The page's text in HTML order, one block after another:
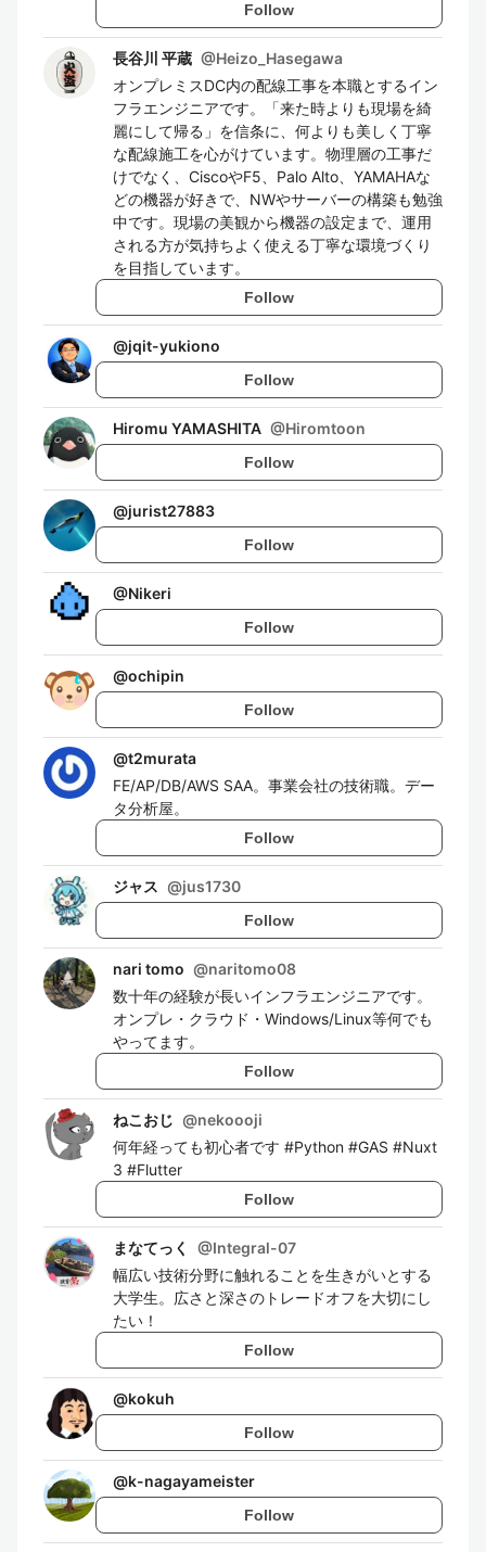
Follow
長谷川 平蔵 @Heizo_Hasegawa
オンプレミスDC内の配線工事を本職とするイン
フラエンジニアです。「来た時よりも現場を綺
麗にして帰る」を信条に、何よりも美しく丁寧
な配線施工を心がけています。物理層の工事だ
けでなく、CiscoやF5、Palo Alto、YAMAHAな
どの機器が好きで、NWやサーバーの構築も勉強
中です。現場の美観から機器の設定まで、運用
される方が気持ちよく使える丁寧な環境づくり
を目指しています。
Follow
@jqit-yukiono
Follow
Hiromu YAMASHITA @Hiromtoon
Follow
@jurist27883
Follow
@Nikeri
Follow
@ochipin
Follow
@t2murata
FE/AP/DB/AWS SAA。事業会社の技術職。デー
タ分析屋。
Follow
ジャス @jus1730
Follow
nari tomo @naritomo08
数十年の経験が長いインフラエンジニアです。
オンプレ・クラウド・Windows/Linux等何でも
やってます。
Follow
ねこおじ @nekoooji
何年経っても初心者です #Python #GAS #Nuxt
3 #Flutter
Follow
まなてっく @Integral-07
幅広い技術分野に触れることを生きがいとする
大学生。広さと深さのトレードオフを大切にし
たい！
Follow
@kokuh
Follow
@k-nagayameister
Follow